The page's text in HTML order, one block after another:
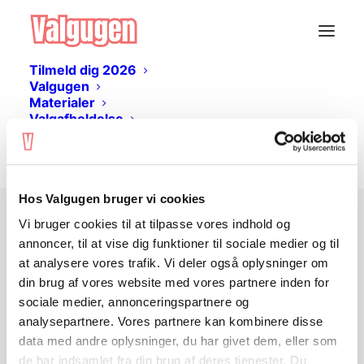
Hos Valgugen bruger vi cookies
Vi bruger cookies til at tilpasse vores indhold og
annoncer, til at vise dig funktioner til sociale medier og til
at analysere vores trafik. Vi deler også oplysninger om
din brug af vores website med vores partnere inden for
sociale medier, annonceringspartnere og
analysepartnere. Vores partnere kan kombinere disse
data med andre oplysninger, du har givet dem, eller som
de har indsamlet fra din brug af deres tjenester. Du
Tilmeld dig 2026
Valgugen
Materialer
Valgafholdelse
Livestream
Log ind
Ingen adgang?
Undervisningsmaterialet er gratis og kan
hentes her på siden. Du skallogge ind
elleroprette en brugerfor at tilgå
materialet.